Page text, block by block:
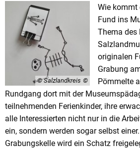
© Salzlandkreis
Wie kommt
Fund ins
Thema des
originalen
Grabung
Pömmelte
Rundgang dort mit der
teilnehmenden Ferienkinder, ihre
alle Interessierten nicht nur in die
ein, sondern werden sogar selbst
Grabungskelle wird ein Schatz